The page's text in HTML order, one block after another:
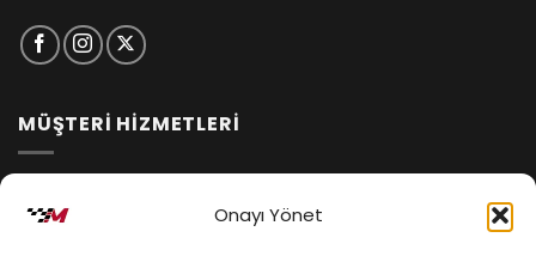
Onayı Yönet
MÜŞTERİ HİZMETLERİ